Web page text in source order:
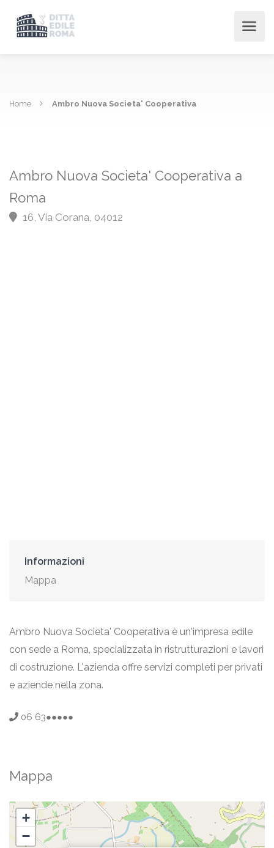
Home Ambro Nuova Societa' Cooperativa
Ambro Nuova Societa' Cooperativa a
Roma
16, Via Corana, 04012
Informazioni
Mappa
Ambro Nuova Societa' Cooperativa è un'impresa edile
con sede a Roma, specializzata in ristrutturazioni e lavori
di costruzione. L'azienda offre servizi completi per privati
e aziende nella zona.
06 63●●●●●
Mappa
+
−